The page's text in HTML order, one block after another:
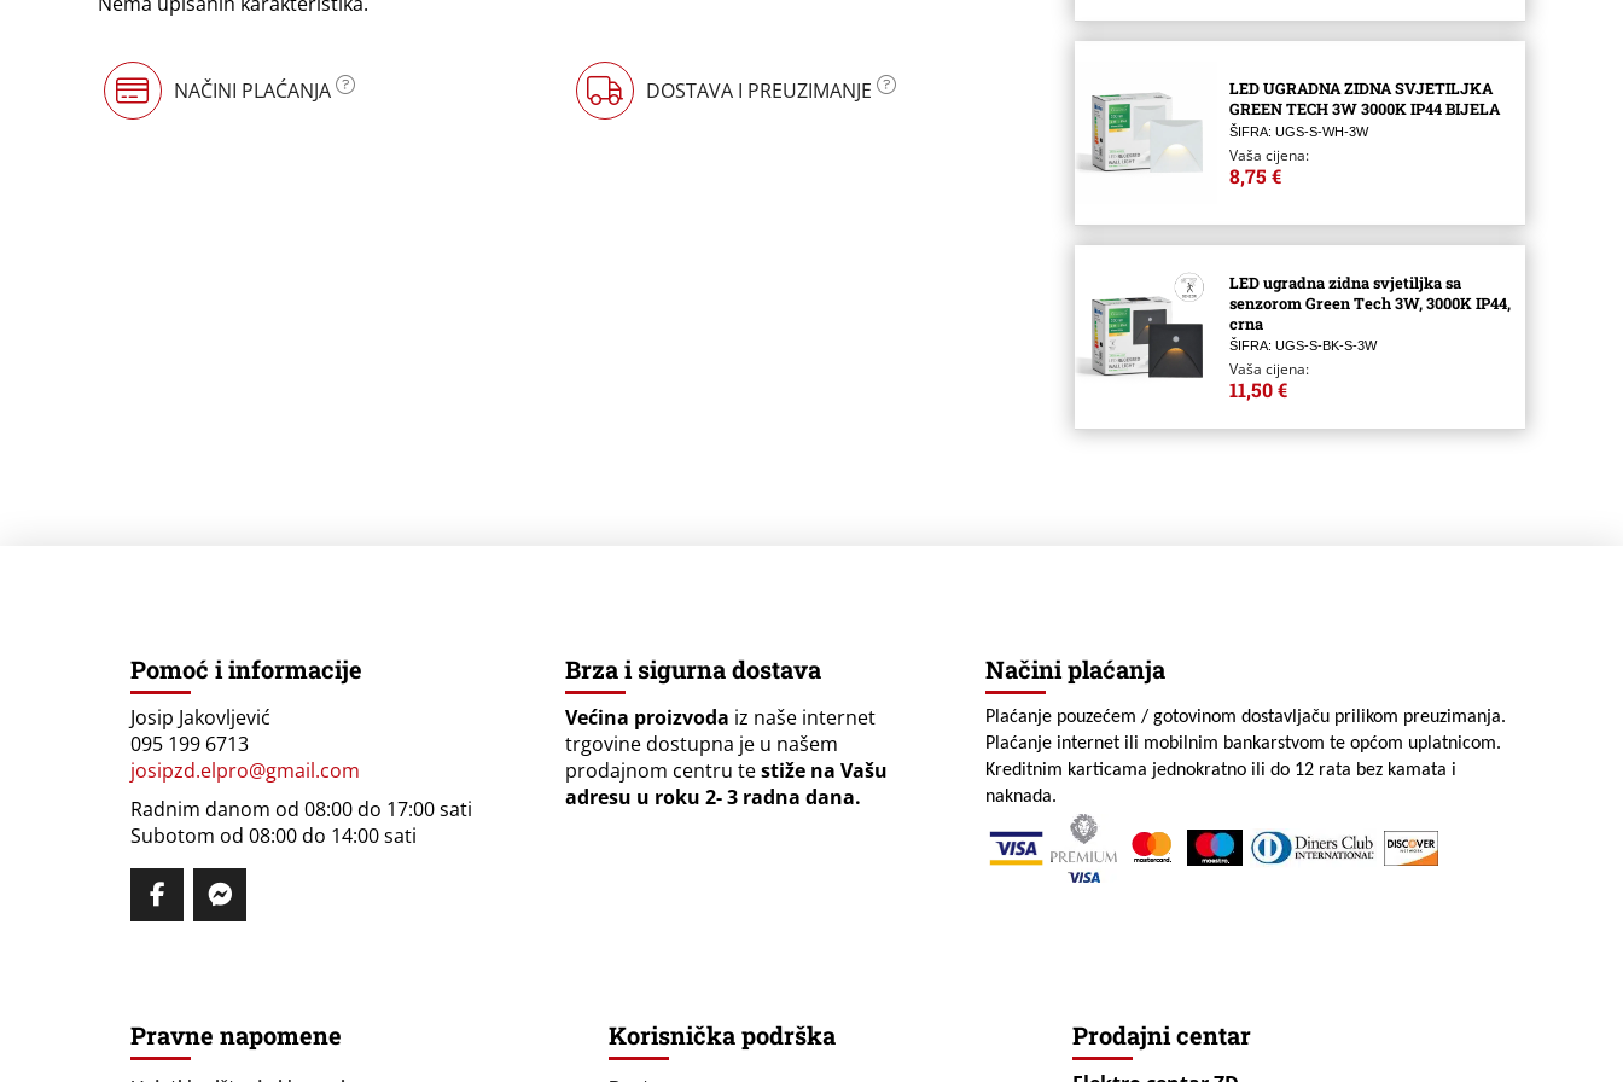
NAČINI PLAĆANJA DOSTAVA I PREUZIMANJE
LED UGRADNA ZIDNA SVJETILJKA
GREEN TECH 3W 3000K IP44 BIJELA
ŠIFRA: UGS-S-WH-3W
Vaša cijena:
8,75 €
LED ugradna zidna svjetiljka sa
senzorom Green Tech 3W, 3000K IP44,
crna
ŠIFRA: UGS-S-BK-S-3W
Vaša cijena:
11,50 €
Pomoć i informacije
Josip Jakovljević
095 199 6713
josipzd.elpro@gmail.com
Radnim danom od 08:00 do 17:00 sati
Subotom od 08:00 do 14:00 sati
Brza i sigurna dostava
Većina proizvoda iz naše internet
trgovine dostupna je u našem
prodajnom centru testiže na Vašu
adresu u roku 2- 3 radna dana.
Načini plaćanja
Plaćanje pouzećem / gotovinom dostavljaču prilikom preuzimanja.
Plaćanje internet ili mobilnim bankarstvom te općom uplatnicom.
Kreditnim karticama jednokratno ili do 12 rata bez kamata i
naknada.
Pravne napomene Korisnička podrška Prodajni centar